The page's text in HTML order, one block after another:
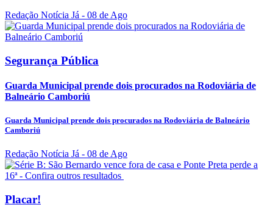
Redação Notícia Já - 08 de Ago
Segurança Pública
Guarda Municipal prende dois procurados na Rodoviária de
Balneário Camboriú
Guarda Municipal prende dois procurados na Rodoviária de Balneário
Camboriú
Redação Notícia Já - 08 de Ago
Placar!